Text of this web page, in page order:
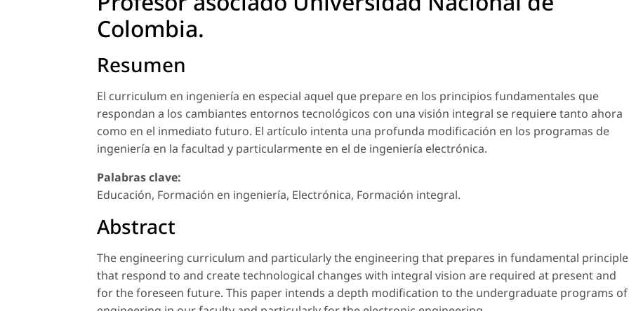
Colombia.
Resumen
El curriculum en ingeniería en especial aquel que prepare en los principios fundamentales que
respondan a los cambiantes entornos tecnológicos con una visión integral se requiere tanto ahora
como en el inmediato futuro. El artículo intenta una profunda modificación en los programas de
ingeniería en la facultad y particularmente en el de ingeniería electrónica.
Palabras clave:
Educación, Formación en ingeniería, Electrónica, Formación integral.
Abstract
The engineering curriculum and particularly the engineering that prepares in fundamental
that respond to and create technological changes with integral vision are required at present and
for the foreseen future. This paper intends a depth modification to the undergraduate programs of